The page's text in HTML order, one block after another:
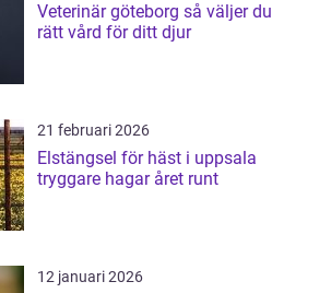
Veterinär göteborg så väljer du
rätt vård för ditt djur
21 februari 2026
Elstängsel för häst i uppsala
tryggare hagar året runt
12 januari 2026